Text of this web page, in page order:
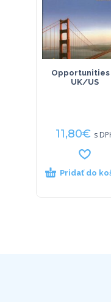
Opportunities
UK/US
11,80€ s
Pridať do